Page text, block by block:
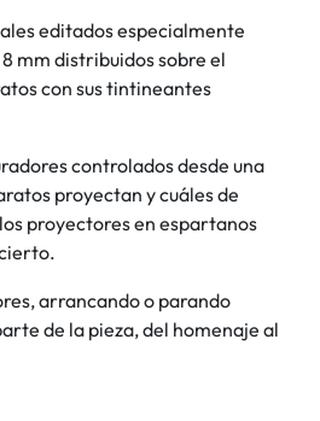
editados especialmente
mm distribuidos sobre el
con sus tintineantes
controlados desde una
proyectan y cuáles de
proyectores en espartanos
arrancando o parando
de la pieza, del homenaje al